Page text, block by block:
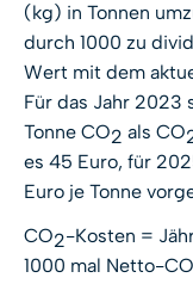
(kg) in Tonnen
durch 1000 zu
Wert mit dem
Für das Jahr 2023
Tonne CO2 als CO
es 45 Euro, für
Euro je Tonne
CO2-Kosten =
1000 mal Netto-CO